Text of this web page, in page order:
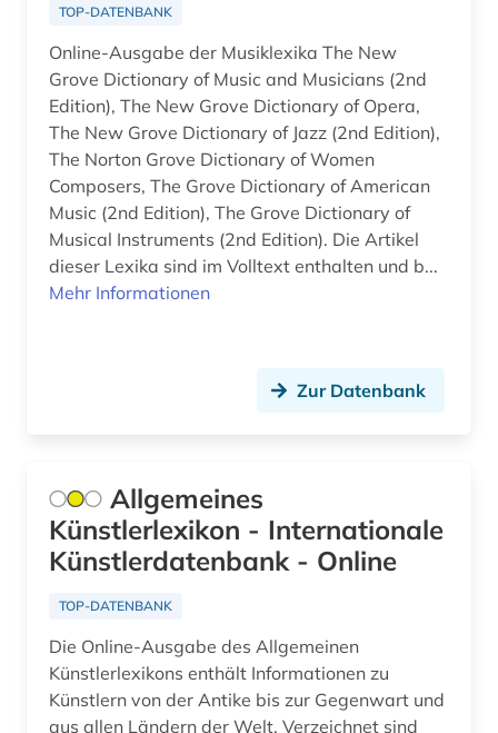
filmwissenschaft (3)
finnland (2)
firma (1)
frankreich (1)
frau (2)
genealogie (1)
geschichte (26)
geschichte 1400-2015 (1)
geschichte 1450-1950 (1)
Nordrhein-Westfalen (1)
Oesterreich (11)
Osteuropa (1)
Ostmitteleuropa (1)
Polen (1)
Russland, Sowjetunion (2)
Sachsen (1)
Sachsen-Anhalt (2)
Slowakei (1)
Spanien (2)
TOP-DATENBANK
Online-Ausgabe der Musiklexika The New
Grove Dictionary of Music and Musicians (2nd
Edition), The New Grove Dictionary of Opera,
The New Grove Dictionary of Jazz (2nd Edition),
The Norton Grove Dictionary of Women
Composers, The Grove Dictionary of American
Music (2nd Edition), The Grove Dictionary of
Musical Instruments (2nd Edition). Die Artikel
dieser Lexika sind im Volltext enthalten und b...
Mehr Informationen
Zur Datenbank
Allgemeines
Künstlerlexikon - Internationale
Künstlerdatenbank - Online
TOP-DATENBANK
Die Online-Ausgabe des Allgemeinen
Künstlerlexikons enthält Informationen zu
Künstlern von der Antike bis zur Gegenwart und
aus allen Ländern der Welt. Verzeichnet sind